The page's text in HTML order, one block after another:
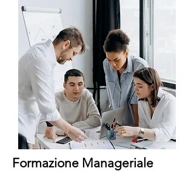
Formazione Manageriale